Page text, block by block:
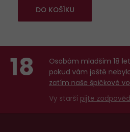
DO KOŠÍKU
18
Osobám mladším 18
pokud vám ještě
zatím naše špičkové
Vy starší pijte